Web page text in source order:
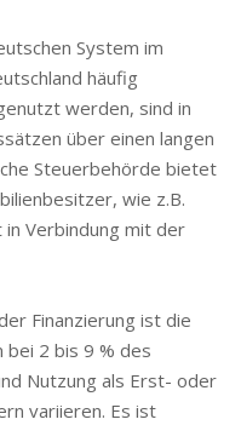
System im
häufig
werden, sind in
über einen langen
Steuerbehörde bietet
wie z.B.
Verbindung mit der
Finanzierung ist die
2 bis 9 % des
Nutzung als Erst- oder
variieren. Es ist